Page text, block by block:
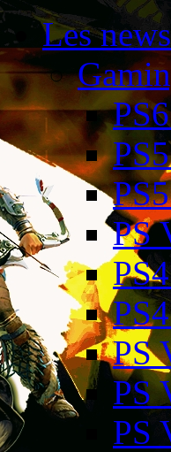
Les
PS
PS
PS
PS